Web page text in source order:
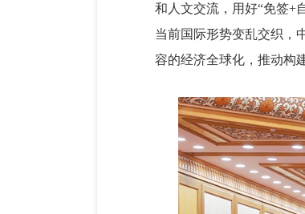
和人文交流，用好“免签+
当前国际形势变乱交织，
容的经济全球化，推动构